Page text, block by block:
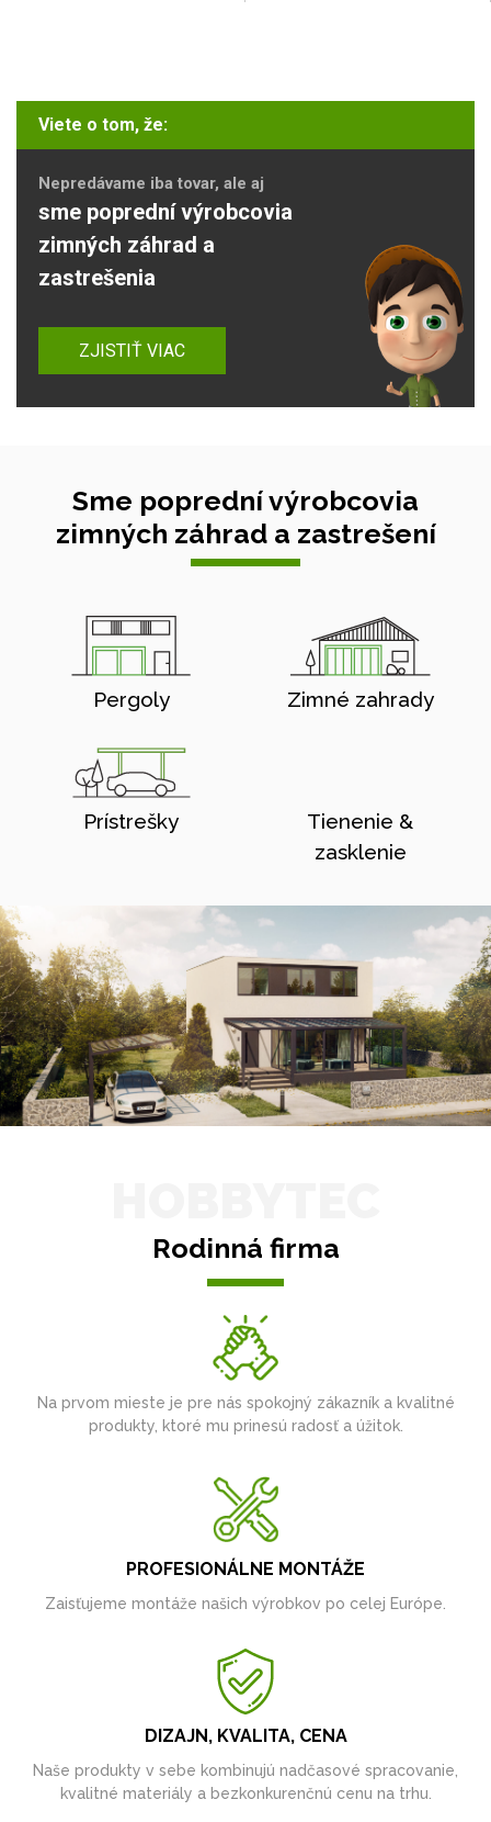
Viete o tom, že:
Nepredávame iba tovar, ale aj
sme poprední výrobcovia
zimných záhrad a
zastrešenia
ZJISTIŤ VIAC
Sme poprední výrobcovia
zimných záhrad a zastrešení
Pergoly Zimné zahrady
Prístrešky
Tienenie &
zasklenie
Rodinná firma
Na prvom mieste je pre nás spokojný zákazník a kvalitné
produkty, ktoré mu prinesú radosť a úžitok.
PROFESIONÁLNE MONTÁŽE
Zaisťujeme montáže našich výrobkov po celej Európe.
DIZAJN, KVALITA, CENA
Naše produkty v sebe kombinujú nadčasové spracovanie,
kvalitné materiály a bezkonkurenčnú cenu na trhu.